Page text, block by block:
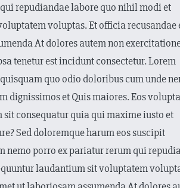
repudiandae labore quo nihil modi et
voluptas. Et officia recusandae
At dolores autem non
tenetur est incidunt consectetur. Lorem
quo odio doloribus cum unde
dignissimos et Quis maiores. Eos
consequatur quia qui maxime iusto et
Sed doloremque harum eos suscipit
nemo porro ex pariatur rerum qui
laudantium sit voluptatem